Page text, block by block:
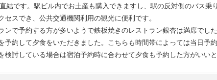
結です。駅ビル内でお土産も購入できますし、駅の反対側のバス乗
セスでき、公共交通機関利用の観光に便利です。
ンで予約する方が多いようで鉄板焼きのレストラン銀杏は満席でし
予約して夕食をいただきました。こちらも時間帯によっては当日予
検討している場合は宿泊予約時に合わせて夕食も予約した方がいい